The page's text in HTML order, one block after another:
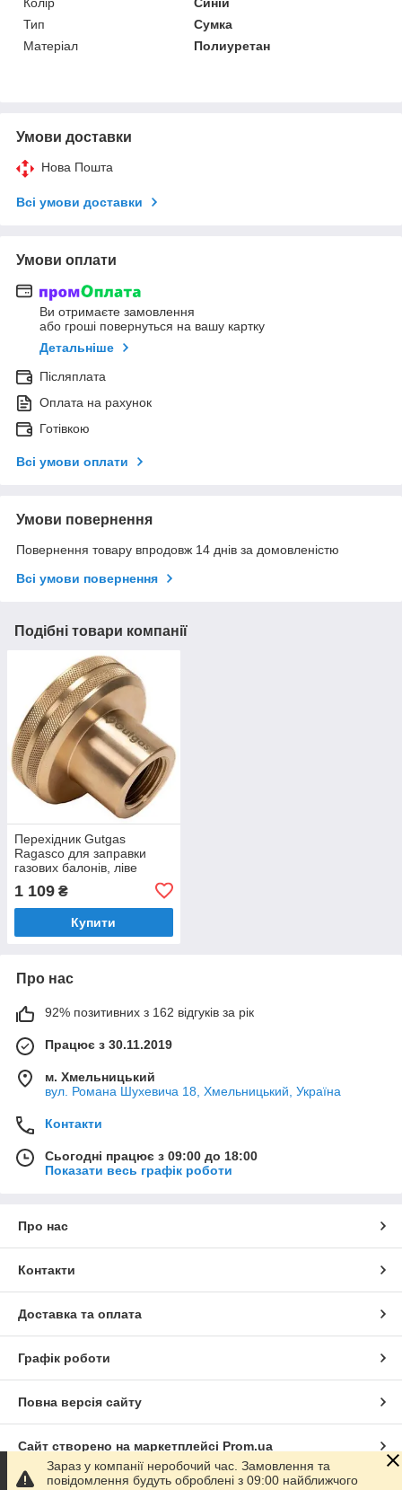
Тип
Сумка
Матеріал
Полиуретан
Умови доставки
Нова Пошта
Всі умови доставки
Умови оплати
Ви отримаєте замовлення
або гроші повернуться на вашу картку
Детальніше
Післяплата
Оплата на рахунок
Готівкою
Всі умови оплати
Умови повернення
Повернення товару впродовж 14 днів за домовленістю
Всі умови повернення
Подібні товари компанії
Перехідник Gutgas
Ragasco для заправки
газових балонів, ліве
різьблення 21.8мм, латунь
1 109 ₴
Купити
Про нас
92% позитивних з 162 відгуків за рік
Працює з 30.11.2019
м. Хмельницький
вул. Романа Шухевича 18, Хмельницький, Україна
Контакти
Сьогодні працює з 09:00 до 18:00
Показати весь графік роботи
Про нас
Контакти
Доставка та оплата
Графік роботи
Повна версія сайту
Сайт створено на маркетплейсі Prom.ua
Зараз у компанії неробочий час. Замовлення та
повідомлення будуть оброблені з 09:00 найближчого